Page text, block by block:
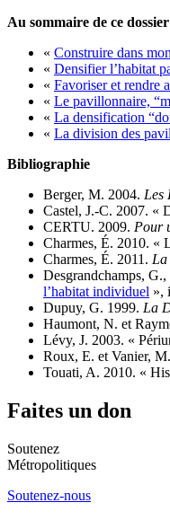
Au sommaire de ce
« Construire dans
« Densifier l’habitat
« Favoriser et rendre
« Le pavillonnaire,
« La densification
« La division des
Bibliographie
Berger, M. 2004. Les
Castel, J.‑C. 2007. «
CERTU. 2009. Pour
Charmes, É. 2010. «
Charmes, É. 2011. La
Desgrandchamps,
l’habitat individuel »,
Dupuy, G. 1999. La
Haumont, N. et
Lévy, J. 2003. «
Roux, E. et Vanier,
Touati, A. 2010. «
Faites un don
Soutenez
Métropolitiques
Soutenez-nous